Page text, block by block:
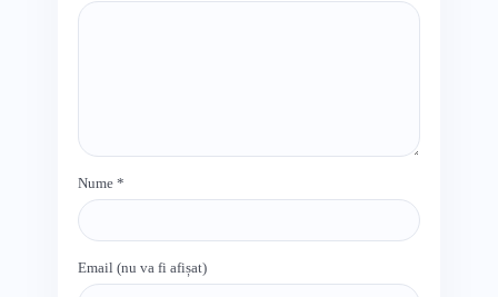
Nume *
Email (nu va fi afișat)